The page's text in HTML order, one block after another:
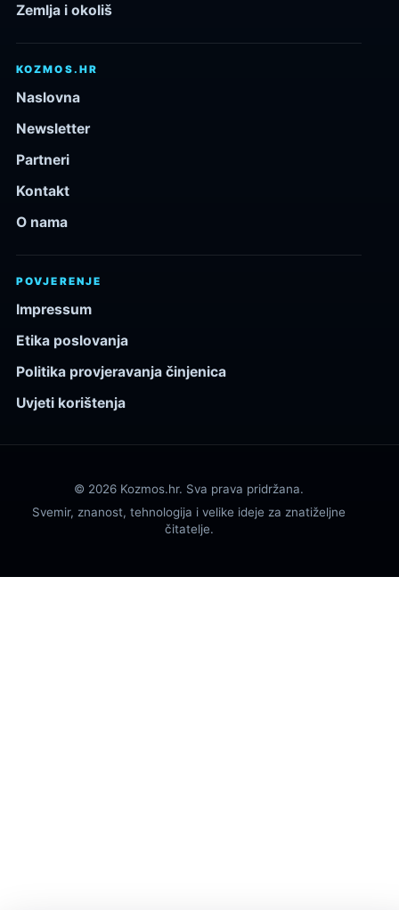
Zemlja i okoliš
KOZMOS.HR
Naslovna
Newsletter
Partneri
Kontakt
O nama
POVJERENJE
Impressum
Etika poslovanja
Politika provjeravanja činjenica
Uvjeti korištenja
© 2026 Kozmos.hr. Sva prava pridržana.
Svemir, znanost, tehnologija i velike ideje za znatiželjne
čitatelje.